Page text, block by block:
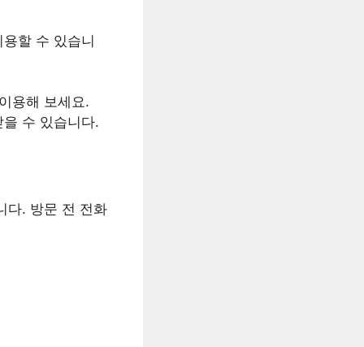
할 수 있습니
용해 보세요.
수 있습니다.
다. 방문 전 전화